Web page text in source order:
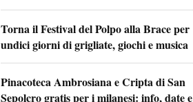
Torna il Festival del Polpo alla Brace per
undici giorni di grigliate, giochi e musica
Pinacoteca Ambrosiana e Cripta di San
Sepolcro gratis per i milanesi: info, date e